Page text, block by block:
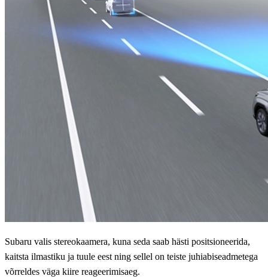
Subaru valis stereokaamera, kuna seda saab hästi positsioneerida,
kaitsta ilmastiku ja tuule eest ning sellel on teiste juhiabiseadmetega
võrreldes väga kiire reageerimisaeg.